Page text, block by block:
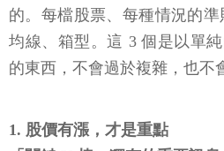
的。每檔股票、每種情況的準
均線、箱型。這 3 個是以單
的東西，不會過於複雜，也不
1. 股價有漲，才是重點